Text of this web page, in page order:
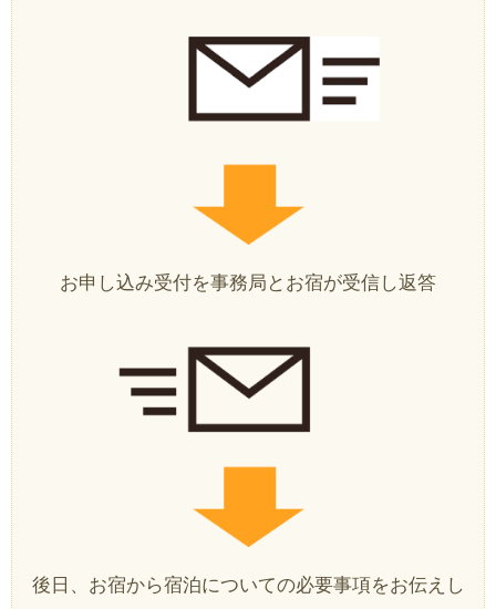
お申し込み受付を事務局とお宿が受信し返答
後日、お宿から宿泊についての必要事項をお伝えし